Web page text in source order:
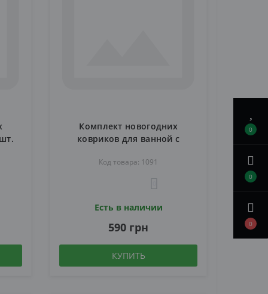
0
0
0
Комплект новогодних
ковриков для ванной с
зеленые 3 шт.
Код товара: 1091
Есть в наличии
590 грн
КУПИТЬ